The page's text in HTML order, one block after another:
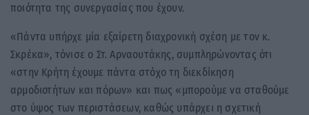
ποιότητα της συνεργασίας που έχουν.
«Πάντα υπήρχε μία εξαίρετη διαχρονική σχέση με τον κ.
Σκρέκα», τόνισε ο Στ. Αρναουτάκης, συμπληρώνοντας ότι
«στην Κρήτη έχουμε πάντα στόχο τη διεκδίκηση
αρμοδιοτήτων και πόρων» και πως «μπορούμε να σταθούμε
στο ύψος των περιστάσεων, καθώς υπάρχει η σχετική